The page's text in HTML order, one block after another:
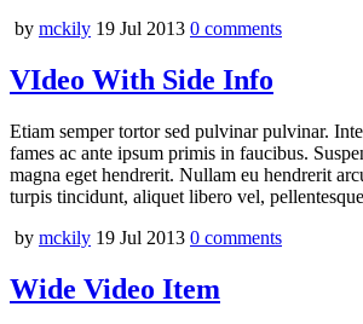
by mckily 19 Jul 2013 0 comments
VIdeo With Side Info
Etiam semper tortor sed pulvinar pulvinar.
fames ac ante ipsum primis in faucibus.
magna eget hendrerit. Nullam eu hendrerit
turpis tincidunt, aliquet libero vel,
by mckily 19 Jul 2013 0 comments
Wide Video Item